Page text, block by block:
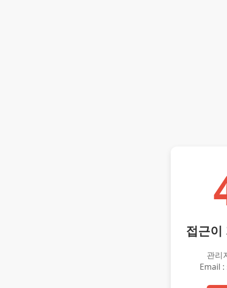
접근이
관리
Email